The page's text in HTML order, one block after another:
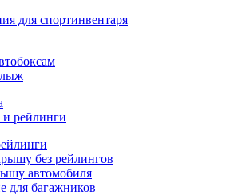
для спортинвентаря
лыж
рейлинги
без рейлингов
автомобиля
для багажников